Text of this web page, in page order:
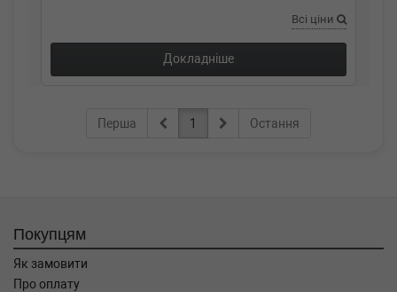
Всі ціни
Докладніше
Перша 1 Остання
Покупцям
Як замовити
Про оплату